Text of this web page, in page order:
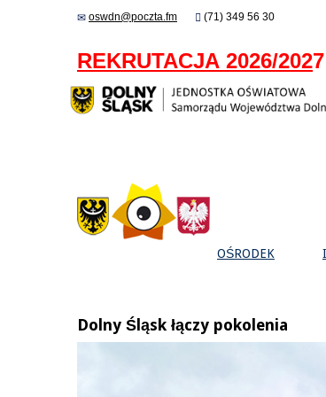
oswdn@poczta.fm (71) 349 56 30
REKRUTACJA 2026/2027
OŚRODEK
Dolny Śląsk łączy pokolenia